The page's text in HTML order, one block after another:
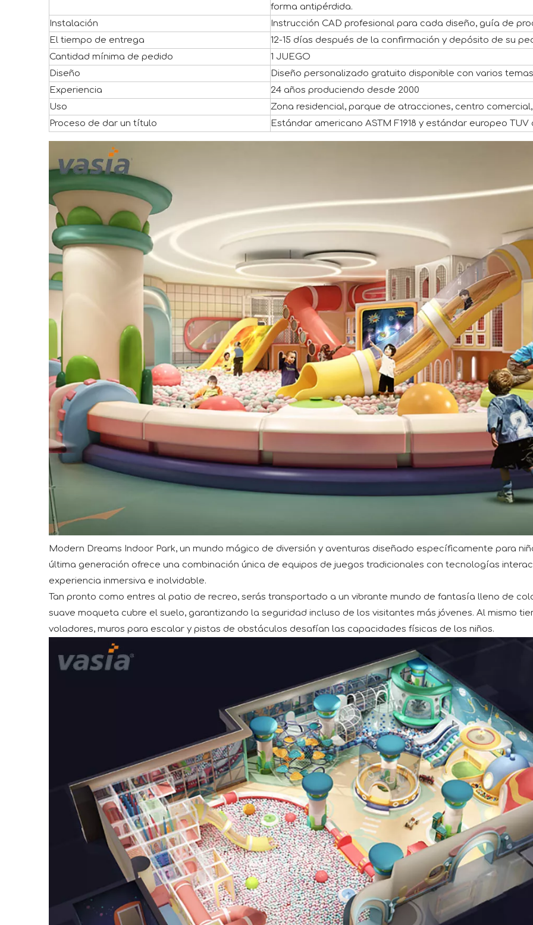
forma antipérdida.
Instalación
Instrucción CAD profesional para cada diseño, guía de
El tiempo de entrega
12-15 días después de la confirmación y depósito de su
Cantidad mínima de pedido
1 JUEGO
Diseño
Diseño personalizado gratuito disponible con varios temas
Experiencia
24 años produciendo desde 2000
Uso
Zona residencial, parque de atracciones, centro
Proceso de dar un título
Estándar americano ASTM F1918 y estándar europeo
Modern Dreams Indoor Park, un mundo mágico de diversión y aventuras diseñado específicamente para
última generación ofrece una combinación única de equipos de juegos tradicionales con tecnologías
experiencia inmersiva e inolvidable.
Tan pronto como entres al patio de recreo, serás transportado a un vibrante mundo de fantasía lleno de
suave moqueta cubre el suelo, garantizando la seguridad incluso de los visitantes más jóvenes. Al mismo
voladores, muros para escalar y pistas de obstáculos desafían las capacidades físicas de los niños.